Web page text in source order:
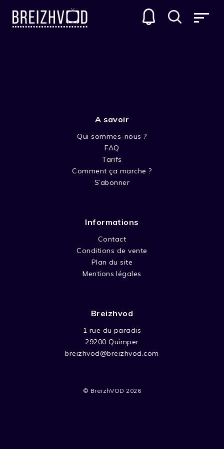
sa soeur Anna, amatrice de poules, et leurs
amis. Ils sont attirés par la ferme et les poules
qui s’y trouvent, mais ils doivent se protéger
des “Blue Fox Brothers” et du chasseur.
A savoir
Qui sommes-nous ?
FAQ
Tarifs
Comment ça marche ?
S’abonner
Informations
Contact
Conditions de vente
Plan du site
Mentions légales
Breizhvod
1 rue du paradis
29200 Quimper
breizhvod@breizhvod.com
© BreizhVOD 2026